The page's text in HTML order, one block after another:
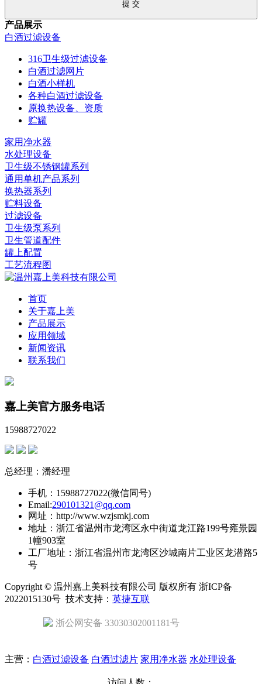
产品展示
白酒过滤设备
316卫生级过滤设备
白酒过滤网片
白酒小样机
各种白酒过滤设备
原换热设备、资质
贮罐
家用净水器
水处理设备
卫生级不锈钢罐系列
通用单机产品系列
换热器系列
贮料设备
过滤设备
卫生级泵系列
卫生管道配件
罐上配置
工艺流程图
首页
关于嘉上美
产品展示
应用领域
新闻资讯
联系我们
嘉上美官方服务电话
15988727022
总经理：潘经理
手机：15988727022(微信同号)
Email:290101321@qq.com
网址：http://www.wzjsmkj.com
地址：浙江省温州市龙湾区永中街道龙江路199号雍景园
1幢903室
工厂地址：浙江省温州市龙湾区沙城南片工业区龙潜路5
号
Copyright © 温州嘉上美科技有限公司 版权所有 浙ICP备
2022015130号 技术支持： 英捷互联
浙公网安备 33030302001181号
主营： 白酒过滤设备 白酒过滤片 家用净水器 水处理设备